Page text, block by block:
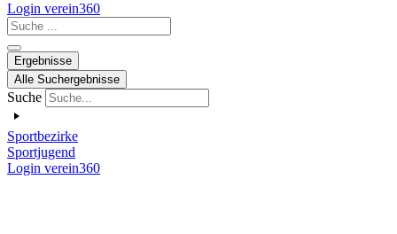
Login verein360
Search
...
Ergebnisse
Alle Suchergebnisse
Suche
Sportbezirke
Sportjugend
Login verein360